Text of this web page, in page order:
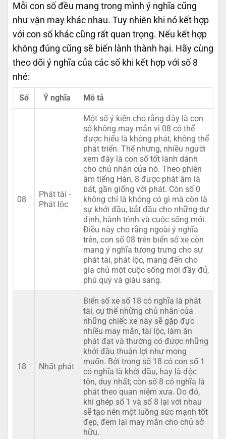
Mỗi con số đều mang trong mình ý nghĩa cũng
như vận may khác nhau. Tuy nhiên khi nó kết hợp
với con số khác cũng rất quan trọng. Nếu kết hợp
không đúng cũng sẽ biến lành thành hại. Hãy cùng
theo dõi ý nghĩa của các số khi kết hợp với số 8
nhé:
Số Ý nghĩa Mô tả
08
Phát tài -
Phát lộc
Một số ý kiến cho rằng đây là con
số không may mắn vì 08 có thể
được hiểu là không phát, không thể
phát triển. Thế nhưng, nhiều người
xem đây là con số tốt lành dành
cho chủ nhân của nó. Theo phiên
âm tiếng Hán, 8 được phát âm là
bát, gần giống với phát. Còn số 0
không chỉ là không có gì mà còn là
sự khởi đầu, bắt đầu cho những dự
định, hành trình và cuộc sống mới.
Điều này cho rằng ngoài ý nghĩa
trên, con số 08 trên biển số xe còn
mang ý nghĩa tượng trưng cho sự
phát tài, phát lộc, mang đến cho
gia chủ một cuộc sống mới đầy đủ,
phú quý và giàu sang.
18 Nhất phát
Biển số xe số 18 có nghĩa là phát
tài, cụ thể những chủ nhân của
những chiếc xe này sẽ gặp đực
nhiều may mắn, tài lộc, làm ăn
phát đạt và thường có được những
khởi đầu thuận lợi như mong
muốn. Bởi trong số 18 có con số 1
có nghĩa là khởi đầu, hay là độc
tôn, duy nhất; còn số 8 có nghĩa là
phát theo quan niệm xưa. Do đó,
khi ghép số 1 và số 8 lại với nhau
sẽ tạo nên một luồng sức mạnh tốt
đẹp, đem lại may mắn cho chủ sở
hữu.